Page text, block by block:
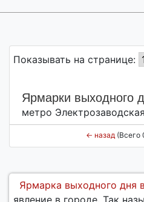
Показывать на странице:
Ярмарки выходного
метро Электрозаводская
← назад (Всего
Ярмарка выходного дня
явление в городе. Так